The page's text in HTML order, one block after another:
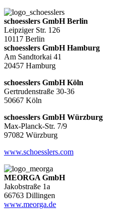
schoesslers GmbH Berlin
Leipziger Str. 126
10117 Berlin
schoesslers GmbH Hamburg
Am Sandtorkai 41
20457 Hamburg
schoesslers GmbH Köln
Gertrudenstraße 30-36
50667 Köln
schoesslers GmbH Würzburg
Max-Planck-Str. 7/9
97082 Würzburg
www.schoesslers.com
MEORGA GmbH
Jakobstraße 1a
66763 Dillingen
www.meorga.de